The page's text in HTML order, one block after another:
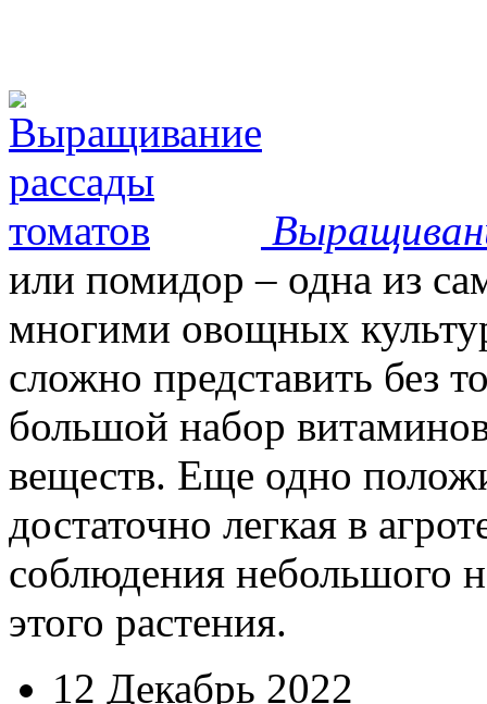
или помидор – одна из
многими овощных
сложно представить без
большой набор
веществ. Еще одно
достаточно легкая в
соблюдения небольшого
этого растения.
12 Декабрь 2022